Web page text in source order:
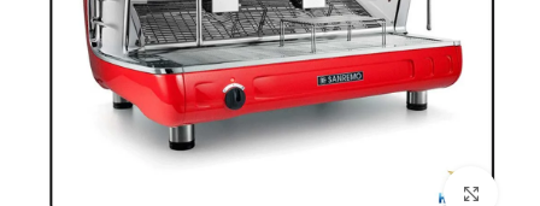
بزرگنمایی تصویر